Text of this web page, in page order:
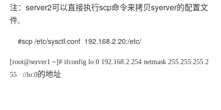
注：server2可以直接执行scp命令来拷贝syerver的配置文
件,
#scp /etc/sysctl.conf 192.168.2.20:/etc/
[root@server1 ~]# ifconfig lo:0 192.168.2.254 netmask 255.255.255.2
55 //lo:0的地址